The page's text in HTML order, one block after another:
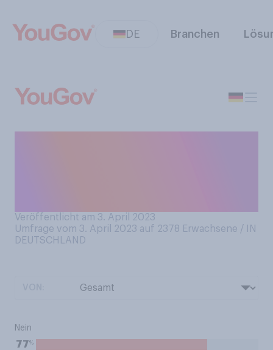
DE Branchen
Veröffentlicht am 3. April 2023
Umfrage vom 3. April 2023 auf 2378 Erwachsene / IN
DEUTSCHLAND
Nein
77%